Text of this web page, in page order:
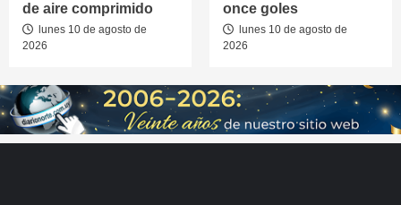
de aire comprimido
lunes 10 de agosto de
2026
once goles
lunes 10 de agosto de
2026